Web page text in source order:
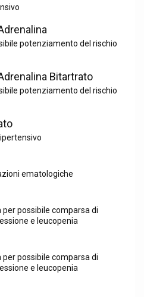
potenziamento del rischio
Bitartrato
potenziamento del rischio
ematologiche
possibile comparsa di
e leucopenia
possibile comparsa di
e leucopenia